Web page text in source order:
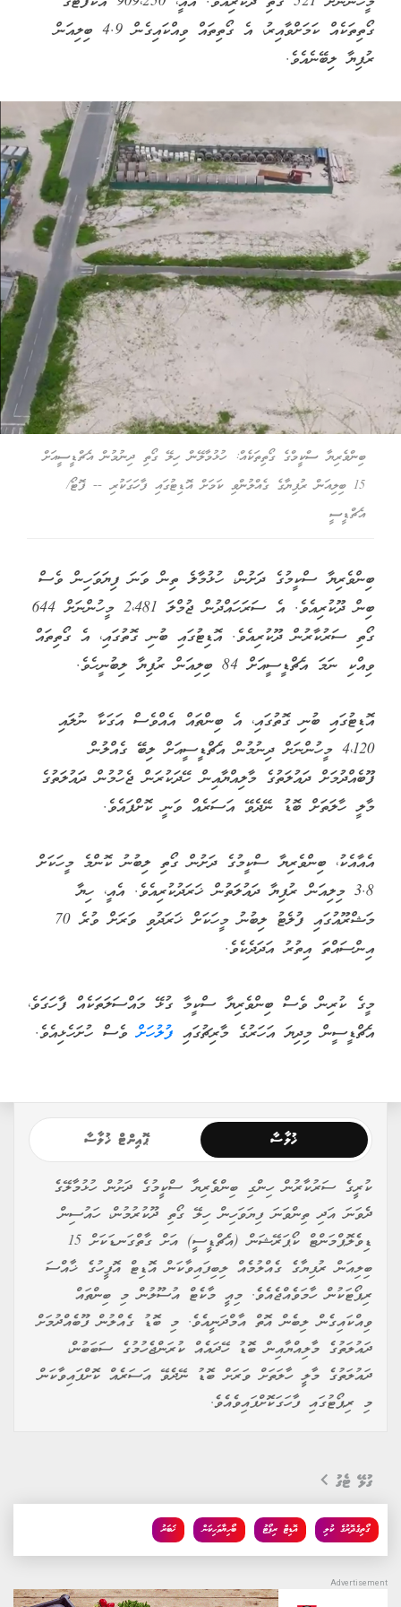
ގޯތިތަކެއް ކަމަށްވާއިރު، އެ ގޯތިތައް ވިއްކައިގެން 4.9 ބިލިއަން
ރުފިޔާ ލިބޭނެއެވެ.
ބިންވެރިޔާ ސްކީމްގެ ގޯތިތަކެއް: ހުޅުމާލޭން ހިލޭ ގޯތި ދިނުމުން އެޗްޑީސީއަށް
15 ބިލިއަން ރުފިޔާގެ ގެއްލުންވި ކަމަށް އޮޑިޓުގައި ފާހަގަކުރި -- ފޮޓޯ/
އެޗްޑީސީ
ބިންވެރިޔާ ސްކީމުގެ ދަށުން، ހުޅުމާލެ ތިން ވަނަ ފިޔަވަހިން ވެސް
ބިން ދޫކުރިއެވެ. އެ ސަރަހައްދުން ޖުމްލަ 2،481 މީހުންނަށް 644
ގޯތި ސަރުކާރުން ދޫކުރިއެވެ. އޮޑިޓުގައި ބުނި ގޮތުގައި، އެ ގޯތިތައް
ވިއްކި ނަމަ އެޗްޑީސީއަށް 84 ބިލިއަން ރުފިޔާ ލިބުނީހެވެ.
އޮޑިޓުގައި ބުނި ގޮތުގައި، އެ ބިންތައް އެއްވެސް އަގަކާ ނުލައި
4،120 މީހުންނަށް ދިނުމުން އެޗްޑީސީއަށް ލިބޭ ގެއްލުން
ފޫބެއްދުމަށް ދައުލަތުގެ މާލިއްޔާއިން ހޭދަކުރަން ޖެހުމުން ދައުލަތުގެ
މާލީ ހާލަތަށް ބޮޑު ނޭދެވޭ އަސަރެއް ވަނީ ކޮށްފައެވެ.
އެއާއެކު، ބިންވެރިޔާ ސްކީމުގެ ދަށުން ގޯތި ލިބުނު ކޮންމެ މީހަކަށް
3.8 މިލިއަން ރުފިޔާ ދައުލަތުން ޚަރަދުކުރިއެވެ. އެއީ، ހިޔާ
މަޝްރޫއުގައި ފުލެޓު ލިބުނު މީހަކަށް ޚަރަދުވި ވަރަށް ވުރެ 70
އިންސައްތަ އިތުރު އަދަދެކެވެ.
މީގެ ކުރިން ވެސް ބިންވެރިޔާ ސްކީމާ ގުޅޭ މައްސަލަތަކެއް ފާހަގަވެ،
އެޗްޑީސީން މިދިޔަ އަހަރުގެ މާރިޗުގައި ފުލުހަށްވެސް ހުށަހެޅިއެވެ.
ޚުލާސާ ޕޮއިންޓް ޚުލާސާ
ކުރީގެ ސަރުކާރުން ހިންގި ބިންވެރިޔާ ސްކީމުގެ ދަށުން ހުޅުމާލޭގެ
ދެވަނަ އަދި ތިންވަނަ ފިޔަވަހިން ހިލޭ ގޯތި ދޫކުރުމުން، ހައުސިން
ޑިވެލޮޕްމަންޓް ކޯޕަރޭޝަން (އެޗްޑީސީ) އަށް ގާތްގަނޑަކަށް 15
ބިލިއަން ރުފިޔާގެ ގެއްލުމެއް ލިބިފައިވާކަން އޮޑިޓް އޮފީހުގެ ޚާއްސަ
ރިޕޯޓަކުން ހާމަވެއްޖެއެވެ. މިއީ މާކެޓް އުސޫލުން މި ބިންތައް
ވިއްކައިގެން ލިބެން އޮތް އާމްދަނީއެވެ. މި ބޮޑު ގެއްލުން ފޫބެއްދުމަށް
ދައުލަތުގެ މާލިއްޔާއިން ބޮޑު ހޭދައެއް ކުރަންޖެހުމުގެ ސަބަބުން،
ދައުލަތުގެ މާލީ ހާލަތަށް ވަރަށް ބޮޑު ނޭދެވޭ އަސަރެއް ކޮށްފައިވާކަން
މި ރިޕޯޓުގައި ފާހަގަކޮށްފައިވެއެވެ.
ގުޅޭ ޓެގު
ޚަބަރު ބޯހިޔާވަހިކަން އޮޑިޓް ރިޕޯޓު ގޯތިގެދޮރުގެ ކުލި